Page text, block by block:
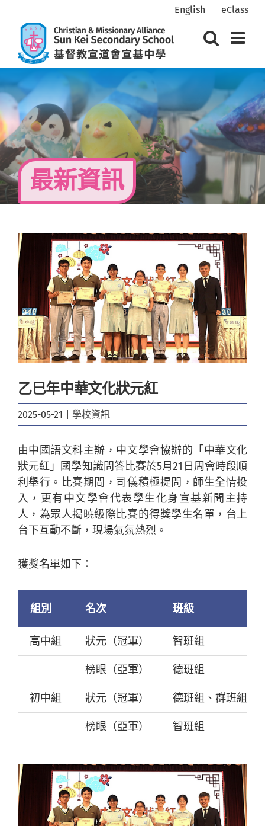
content
English eClass
最新資訊
View
Larger
Image
乙巳年中華文化狀元紅
2025-05-21 學校資訊
由中國語文科主辦，中文學會協辦的「中華文化
狀元紅」國學知識問答比賽於5月21日周會時段順
利舉行。比賽期間，司儀積極提問，師生全情投
入，更有中文學會代表學生化身宣基新聞主持
人，為眾人揭曉級際比賽的得獎學生名單，台上
台下互動不斷，現場氣氛熱烈。
獲獎名單如下：
組別 名次 班級
高中組 狀元（冠軍） 智班組
榜眼（亞軍） 德班組
初中組 狀元（冠軍） 德班組、群班組（
榜眼（亞軍） 智班組